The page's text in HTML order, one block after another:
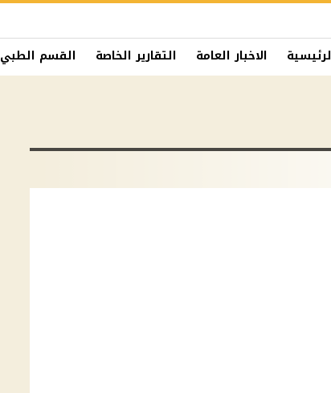
الاخبار العامة التقارير الخاصة القسم الطبي